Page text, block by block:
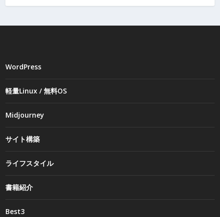
WordPress
軽量Linux / 無料OS
Midjourney
サイト構築
ライフスタイル
書籍紹介
Best3